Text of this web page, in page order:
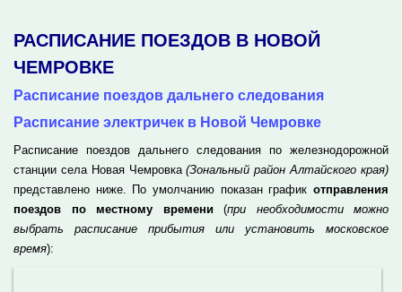
РАСПИСАНИЕ ПОЕЗДОВ В НОВОЙ
ЧЕМРОВКЕ
Расписание поездов дальнего следования
Расписание электричек в Новой Чемровке
Расписание поездов дальнего следования по железнодорожной
станции села Новая Чемровка(Зональный район Алтайского края)
представлено ниже. По умолчанию показан график отправления
поездов по местному времени (при необходимости можно
выбрать расписание прибытия или установить московское
время):